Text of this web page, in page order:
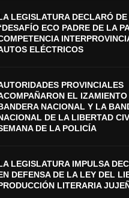
LEGISLATURA DECLARÓ DE
ECO PADRE DE LA
ELÉCTRICOS
PROVINCIALES
EL
NACIONAL Y LA
DE LA LIBERTAD
DE LA POLICÍA
LEGISLATURA IMPULSA
DEFENSA DE LA LEY DEL
LITERARIA